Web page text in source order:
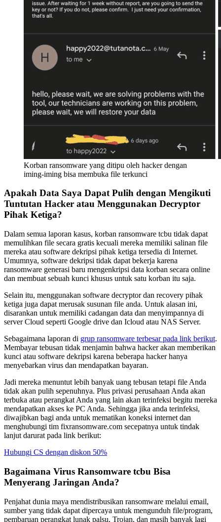
Korban ransomware yang ditipu oleh hacker dengan
iming-iming bisa membuka file terkunci
Apakah Data Saya Dapat Pulih dengan Mengikuti
Tuntutan Hacker atau Menggunakan Decryptor
Pihak Ketiga?
Dalam semua laporan kasus, korban ransomware tcbu tidak dapat
memulihkan file secara gratis kecuali mereka memiliki salinan file
mereka atau software dekripsi pihak ketiga tersedia di Internet.
Umumnya, software dekripsi tidak dapat bekerja karena
ransomware generasi baru mengenkripsi data korban secara online
dan membuat sebuah kunci khusus untuk satu korban itu saja.
Selain itu, menggunakan software decryptor dan recovery pihak
ketiga juga dapat merusak susunan file anda. Untuk alasan ini,
disarankan untuk memiliki cadangan data dan menyimpannya di
server Cloud seperti Google drive dan Icloud atau NAS Server.
Sebagaimana laporan di grup ransomware terbesar pada link berikut.
Membayar tebusan tidak menjamin bahwa hacker akan memberikan
kunci atau software dekripsi karena beberapa hacker hanya
menyebarkan virus dan mendapatkan bayaran.
Jadi mereka menuntut lebih banyak uang tebusan tetapi file Anda
tidak akan pulih sepenuhnya. Plus privasi perusahaan Anda akan
terbuka atau perangkat Anda yang lain akan terinfeksi begitu mereka
mendapatkan akses ke PC Anda. Sehingga jika anda terinfeksi,
diwajibkan bagi anda untuk mematikan koneksi internet dan
menghubungi tim fixransomware.com secepatnya untuk tindak
lanjut darurat pada link berikut:
Hubungi CS dengan diskon 50%
Bagaimana Virus Ransomware tcbu Bisa
Menyerang Jaringan Anda?
Penjahat dunia maya mendistribusikan ransomware melalui email,
sumber yang tidak dapat dipercaya untuk mengunduh file/program,
pembaruan perangkat lunak palsu, Trojan, dan masih banyak lagi